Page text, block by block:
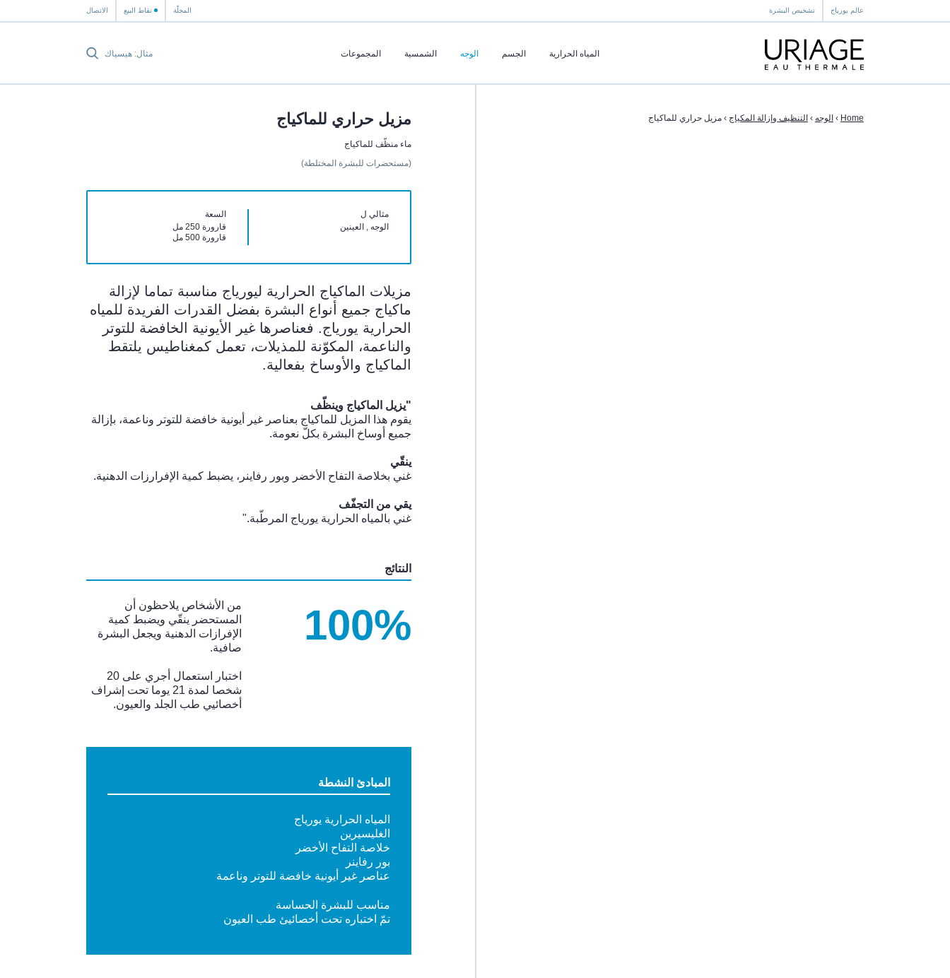
عالم يورياج تشخيص البشرة المجلّة نقاط البيع الاتصال
المياه الحرارية الجسم الوجه الشمسية المجموعات
Home
› الوجه › التنظيف وإزالة المكياج › مزيل حراري للماكياج مزيل حراري للماكياج
ماء منظّف للماكياج
(مستحضرات للبشرة المختلطة)
مثالي ل
الوجه , العينين
السعة
قارورة 250 مل
قارورة 500 مل
مزيلات الماكياج الحرارية ليورياج مناسبة تماما لإزالة
ماكياج جميع أنواع البشرة بفضل القدرات الفريدة للمياه
الحرارية يورياج. فعناصرها غير الأيونية الخافضة للتوتر
والناعمة، المكوّنة للمذيلات، تعمل كمغناطيس يلتقط
الماكياج والأوساخ بفعالية.
"يزيل الماكياج وينظّف
يقوم هذا المزيل للماكياج بعناصر غير أيونية خافضة للتوتر وناعمة، بإزالة
جميع أوساخ البشرة بكلّ نعومة.
ينقّي
غني بخلاصة التفاح الأخضر وبور رفاينر، يضبط كمية الإفرارزات الدهنية.
يقي من التجفّف
غني بالمياه الحرارية يورياج المرطّبة."
النتائج
100%
من الأشخاص يلاحظون أن
المستحضر ينقّي ويضبط كمية
الإفرازات الدهنية ويجعل البشرة
صافية.
اختبار استعمال أجري على 20
شخصا لمدة 21 يوما تحت إشراف
أخصائيي طب الجلد والعيون.
المبادئ النشطة
المياه الحرارية يورياج
الغليسيرين
خلاصة التفاح الأخضر
بور رفاينر
عناصر غير أيونية خافضة للتوتر وناعمة
مناسب للبشرة الحساسة
تمّ اختباره تحت أخصائيئ طب العيون